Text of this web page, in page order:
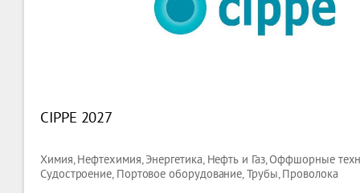
CIPPE 2027
Химия, Нефтехимия, Энергетика, Нефть и Газ, Оффшорные
Судостроение, Портовое оборудование, Трубы, Проволока